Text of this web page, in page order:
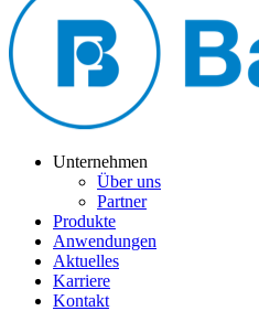
Unternehmen
Über uns
Partner
Produkte
Anwendungen
Aktuelles
Karriere
Kontakt